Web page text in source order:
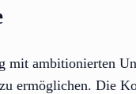
mit ambitionierten
ermöglichen. Die